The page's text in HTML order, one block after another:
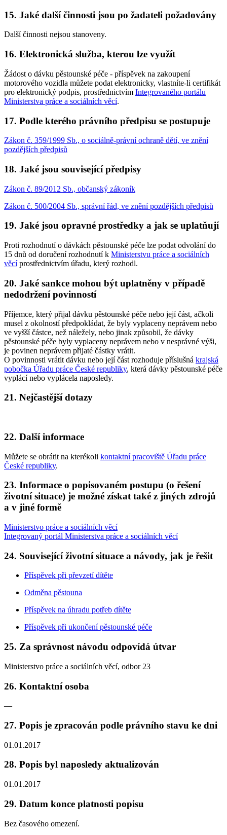
15. Jaké další činnosti jsou po žadateli požadovány
Další činnosti nejsou stanoveny.
16. Elektronická služba, kterou lze využít
Žádost o dávku pěstounské péče - příspěvek na zakoupení
motorového vozidla můžete podat elektronicky, vlastníte-li certifikát
pro elektronický podpis, prostřednictvím Integrovaného portálu
Ministerstva práce a sociálních věcí.
17. Podle kterého právního předpisu se postupuje
Zákon č. 359/1999 Sb., o sociálně-právní ochraně dětí, ve znění
pozdějších předpisů
18. Jaké jsou související předpisy
Zákon č. 89/2012 Sb., občanský zákoník
Zákon č. 500/2004 Sb., správní řád, ve znění pozdějších předpisů
19. Jaké jsou opravné prostředky a jak se uplatňují
Proti rozhodnutí o dávkách pěstounské péče lze podat odvolání do
15 dnů od doručení rozhodnutí k Ministerstvu práce a sociálních
věcíprostřednictvím úřadu, který rozhodl.
20. Jaké sankce mohou být uplatněny v případě
nedodržení povinností
Příjemce, který přijal dávku pěstounské péče nebo její část, ačkoli
musel z okolností předpokládat, že byly vyplaceny neprávem nebo
ve vyšší částce, než náležely, nebo jinak způsobil, že dávky
pěstounské péče byly vyplaceny neprávem nebo v nesprávné výši,
je povinen neprávem přijaté částky vrátit.
O povinnosti vrátit dávku nebo její část rozhoduje příslušná krajská
pobočka Úřadu práce České republiky, která dávky pěstounské péče
vyplácí nebo vyplácela naposledy.
21. Nejčastější dotazy
22. Další informace
Můžete se obrátit na kterékoli kontaktní pracoviště Úřadu práce
České republiky.
23. Informace o popisovaném postupu (o řešení
životní situace) je možné získat také z jiných zdrojů
a v jiné formě
Ministerstvo práce a sociálních věcí
Integrovaný portál Ministerstva práce a sociálních věcí
24. Související životní situace a návody, jak je řešit
Příspěvek při převzetí dítěte
Odměna pěstouna
Příspěvek na úhradu potřeb dítěte
Příspěvek při ukončení pěstounské péče
25. Za správnost návodu odpovídá útvar
Ministerstvo práce a sociálních věcí, odbor 23
26. Kontaktní osoba
—
27. Popis je zpracován podle právního stavu ke dni
01.01.2017
28. Popis byl naposledy aktualizován
01.01.2017
29. Datum konce platnosti popisu
Bez časového omezení.